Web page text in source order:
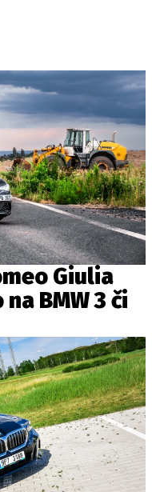
Giulia
BMW 3 či